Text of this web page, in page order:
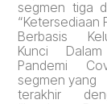
segmen tiga
“Ketersediaan
Berbasis
Kunci
Pandemi
segmen yang
terakhir